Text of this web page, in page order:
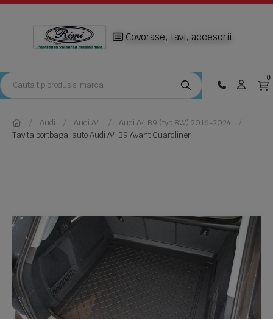
Covorase, tavi, accesorii
0
Audi Audi A4
Audi A4 B9 (typ 8W) 2016-2024
Tavita portbagaj auto Audi A4 B9 Avant Guardliner